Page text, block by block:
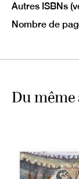
Autres ISBNs
Nombre de
Du